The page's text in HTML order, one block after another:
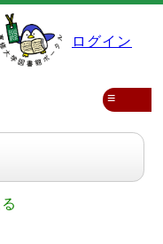
ログイン
≡